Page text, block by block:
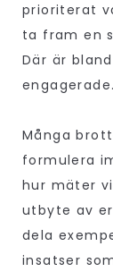
prioriterat
ta fram en
Där är
engagerade.
Många
formulera
hur mäter
utbyte av
dela
insatser